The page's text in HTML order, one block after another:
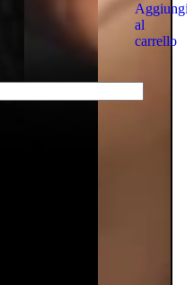
Aggiungi
al
carrello